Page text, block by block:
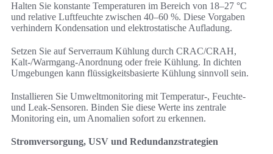
Halten Sie konstante Temperaturen im Bereich von 18–27 °C
und relative Luftfeuchte zwischen 40–60 %. Diese Vorgaben
verhindern Kondensation und elektrostatische Aufladung.
Setzen Sie auf Serverraum Kühlung durch CRAC/CRAH,
Kalt-/Warmgang-Anordnung oder freie Kühlung. In dichten
Umgebungen kann flüssigkeitsbasierte Kühlung sinnvoll sein.
Installieren Sie Umweltmonitoring mit Temperatur-, Feuchte-
und Leak-Sensoren. Binden Sie diese Werte ins zentrale
Monitoring ein, um Anomalien sofort zu erkennen.
Stromversorgung, USV und Redundanzstrategien